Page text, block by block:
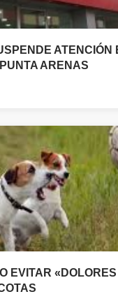
ATENCIÓN
ARENAS
EVITAR